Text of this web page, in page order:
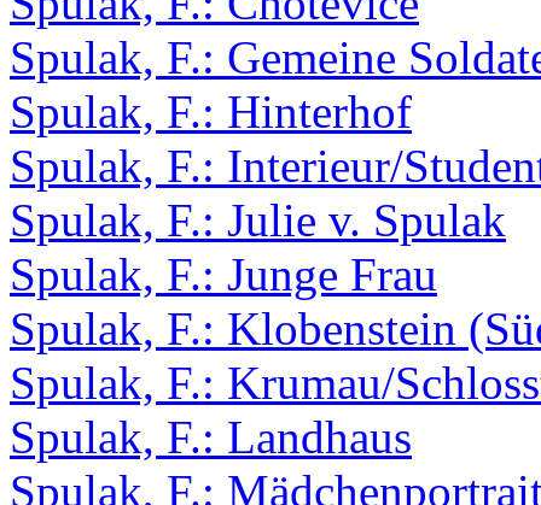
Spulak, F.: Gemeine
Spulak, F.: Hinterhof
Spulak, F.: Interieur/
Spulak, F.: Julie v. Spulak
Spulak, F.: Junge Frau
Spulak, F.: Klobenstein
Spulak, F.: Krumau/
Spulak, F.: Landhaus
Spulak, F.: